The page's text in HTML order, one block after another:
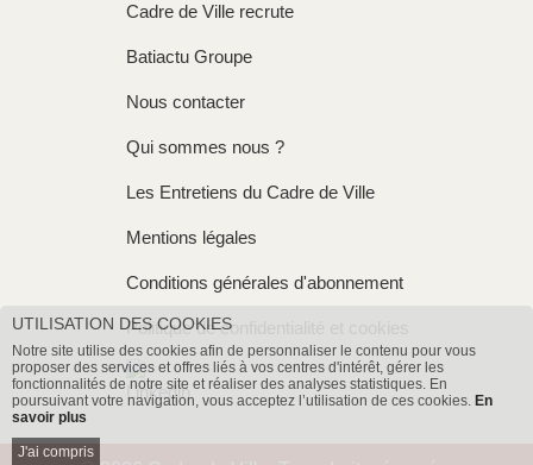
Cadre de Ville recrute
Batiactu Groupe
Nous contacter
Qui sommes nous ?
Les Entretiens du Cadre de Ville
Mentions légales
Conditions générales d'abonnement
Politique de confidentialité et cookies
UTILISATION DES COOKIES
Notre site utilise des cookies afin de personnaliser le contenu pour vous
proposer des services et offres liés à vos centres d'intérêt, gérer les
fonctionnalités de notre site et réaliser des analyses statistiques. En
poursuivant votre navigation, vous acceptez l’utilisation de ces cookies. En
savoir plus
J'ai compris